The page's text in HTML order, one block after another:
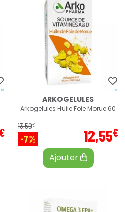
ARKOGELULES
Arkogelules Huile Foie Morue 60
13,50€
-7% 12,55€
Ajouter